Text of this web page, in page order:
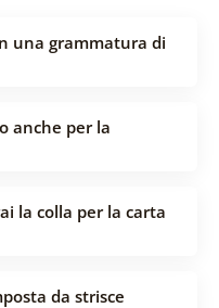
una grammatura di
anche per la
la colla per la carta
da strisce